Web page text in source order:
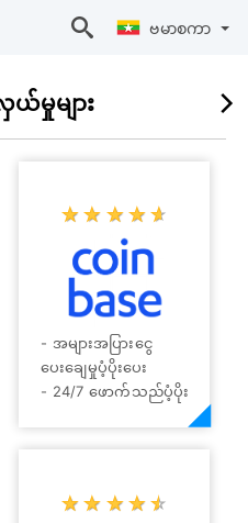
ဗမာစကာ
မှုများ
☆ ☆ ☆ ☆ ☆
★ ★ ★ ★ ★
- အများအပြားငွေ
ပေးချေမှုပံ့ပိုးပေး
- 24/7 ဖောက်သည်ပံ့ပိုး
သောလဲလှယ်
☆ ☆ ☆ ☆ ☆
★ ★ ★ ★ ★